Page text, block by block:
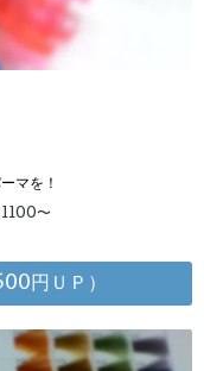
マを！
1100〜
円ＵＰ）